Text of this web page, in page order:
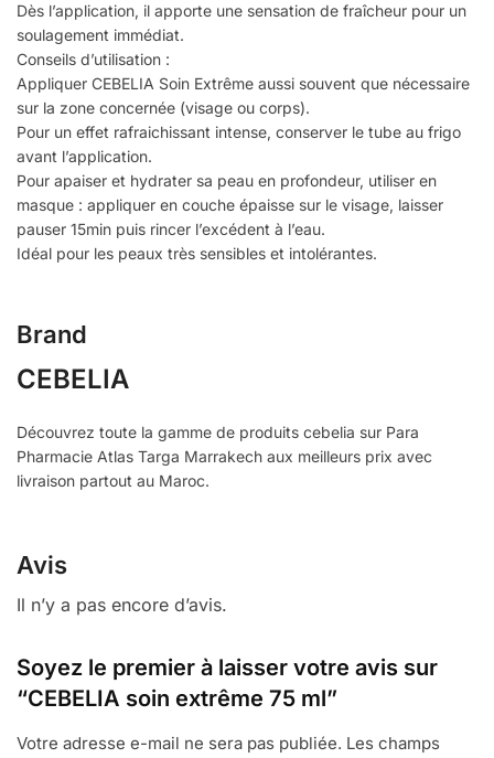
Dès l’application, il apporte une sensation de fraîcheur pour un
soulagement immédiat.
Conseils d’utilisation :
Appliquer CEBELIA Soin Extrême aussi souvent que nécessaire
sur la zone concernée (visage ou corps).
Pour un effet rafraichissant intense, conserver le tube au frigo
avant l’application.
Pour apaiser et hydrater sa peau en profondeur, utiliser en
masque : appliquer en couche épaisse sur le visage, laisser
pauser 15min puis rincer l’excédent à l’eau.
Idéal pour les peaux très sensibles et intolérantes.
Brand
CEBELIA
Découvrez toute la gamme de produits cebelia sur Para
Pharmacie Atlas Targa Marrakech aux meilleurs prix avec
livraison partout au Maroc.
Avis
Il n’y a pas encore d’avis.
Soyez le premier à laisser votre avis sur
“CEBELIA soin extrême 75 ml”
Votre adresse e-mail ne sera pas publiée. Les champs